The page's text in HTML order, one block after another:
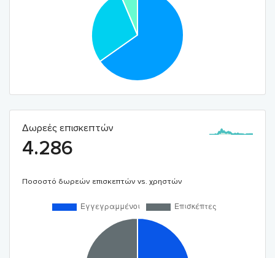
Δωρεές επισκεπτών
4.286
Ποσοστό δωρεών επισκεπτών vs. χρηστών